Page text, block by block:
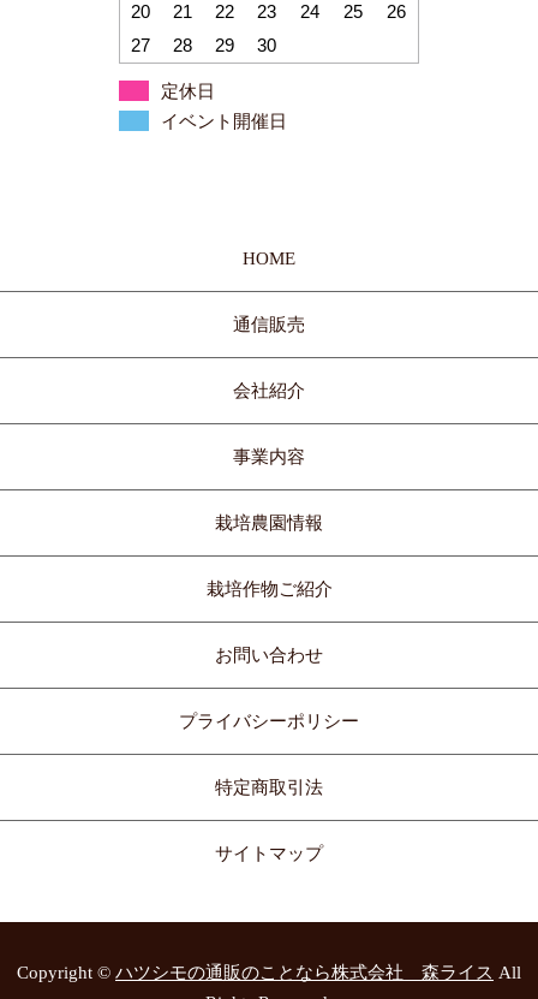
20
21 22 23 24 25
26
27
28 29 30
定休日
イベント開催日
HOME
通信販売
会社紹介
事業内容
栽培農園情報
栽培作物ご紹介
お問い合わせ
プライバシーポリシー
特定商取引法
サイトマップ
Copyright © ハツシモの通販のことなら株式会社 森ライス All